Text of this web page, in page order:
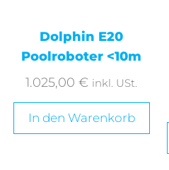
Dolphin E20
Poolroboter <10m
1.025,00€ inkl. USt.
In den Warenkorb